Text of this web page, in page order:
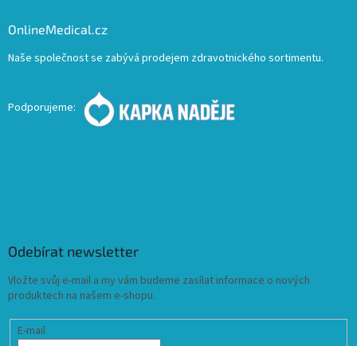
OnlineMedical.cz
Naše společnost se zabývá prodejem zdravotnického sortimentu.
Podporujeme:
Odebírat newsletter
Vložte svůj e-mail a my vám budeme zasílat informace o nových
produktech na našem e-shopu.
E-mail